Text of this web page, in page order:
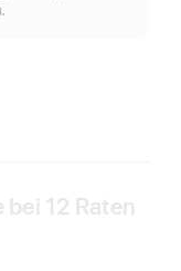
pro
bei 12 Raten